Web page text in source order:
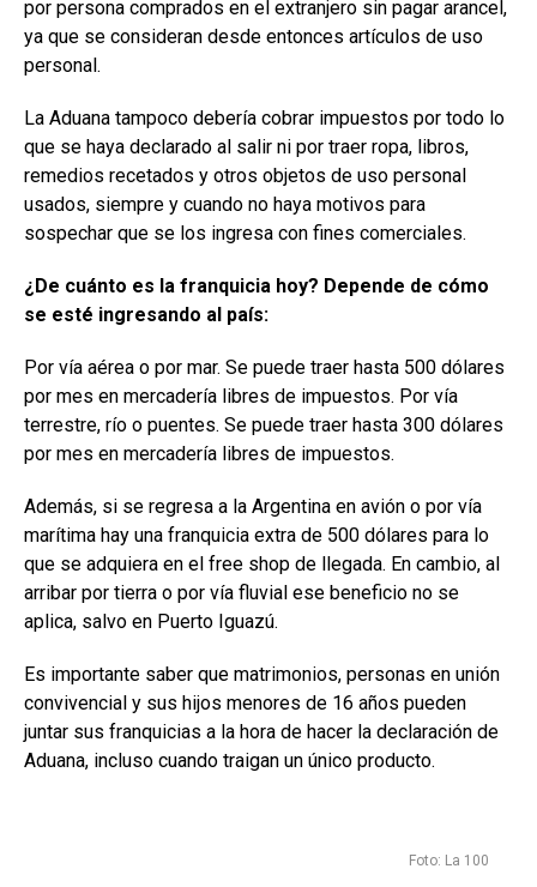
por persona comprados en el extranjero sin pagar arancel,
ya que se consideran desde entonces artículos de uso
personal.
La Aduana tampoco debería cobrar impuestos por todo lo
que se haya declarado al salir ni por traer ropa, libros,
remedios recetados y otros objetos de uso personal
usados, siempre y cuando no haya motivos para
sospechar que se los ingresa con fines comerciales.
¿De cuánto es la franquicia hoy? Depende de cómo
se esté ingresando al país:
Por vía aérea o por mar. Se puede traer hasta 500 dólares
por mes en mercadería libres de impuestos. Por vía
terrestre, río o puentes. Se puede traer hasta 300 dólares
por mes en mercadería libres de impuestos.
Además, si se regresa a la Argentina en avión o por vía
marítima hay una franquicia extra de 500 dólares para lo
que se adquiera en el free shop de llegada. En cambio, al
arribar por tierra o por vía fluvial ese beneficio no se
aplica, salvo en Puerto Iguazú.
Es importante saber que matrimonios, personas en unión
convivencial y sus hijos menores de 16 años pueden
juntar sus franquicias a la hora de hacer la declaración de
Aduana, incluso cuando traigan un único producto.
Foto: La 100